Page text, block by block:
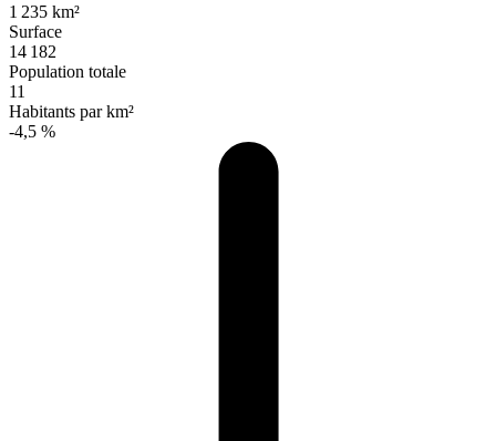
1 235 km²
Surface
14 182
Population totale
11
Habitants par km²
-4,5 %